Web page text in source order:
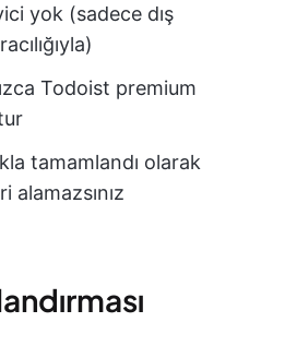
yok (sadece dış
Todoist premium
tamamlandı olarak
alamazsınız